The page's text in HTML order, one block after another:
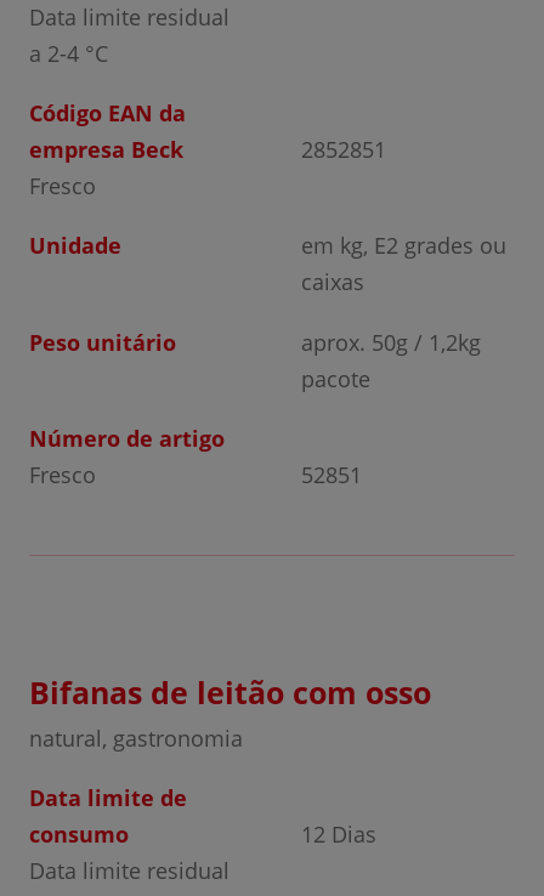
Data limite residual
a 2-4 °C
Código EAN da
empresa Beck
Fresco
2852851
Unidade
em kg, E2 grades ou
caixas
Peso unitário
aprox. 50g / 1,2kg
pacote
Número de artigo
Fresco
52851
Bifanas de leitão com osso
natural, gastronomia
Data limite de
consumo
Data limite residual
12 Dias